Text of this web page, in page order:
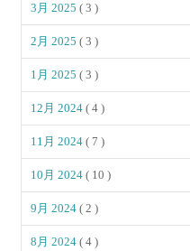
3月 2025( 3 )
2月 2025( 3 )
1月 2025( 3 )
12月 2024( 4 )
11月 2024( 7 )
10月 2024( 10 )
9月 2024( 2 )
8月 2024( 4 )